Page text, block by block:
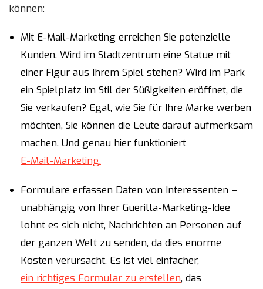
können:
Mit E-Mail-Marketing erreichen Sie potenzielle
Kunden. Wird im Stadtzentrum eine Statue mit
einer Figur aus Ihrem Spiel stehen? Wird im Park
ein Spielplatz im Stil der Süßigkeiten eröffnet, die
Sie verkaufen? Egal, wie Sie für Ihre Marke werben
möchten, Sie können die Leute darauf aufmerksam
machen. Und genau hier funktioniert
E-Mail-Marketing.
Formulare erfassen Daten von Interessenten –
unabhängig von Ihrer Guerilla-Marketing-Idee
lohnt es sich nicht, Nachrichten an Personen auf
der ganzen Welt zu senden, da dies enorme
Kosten verursacht. Es ist viel einfacher,
ein richtiges Formular zu erstellen, das